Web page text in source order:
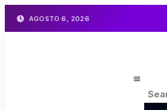
AGOSTO 6, 2026